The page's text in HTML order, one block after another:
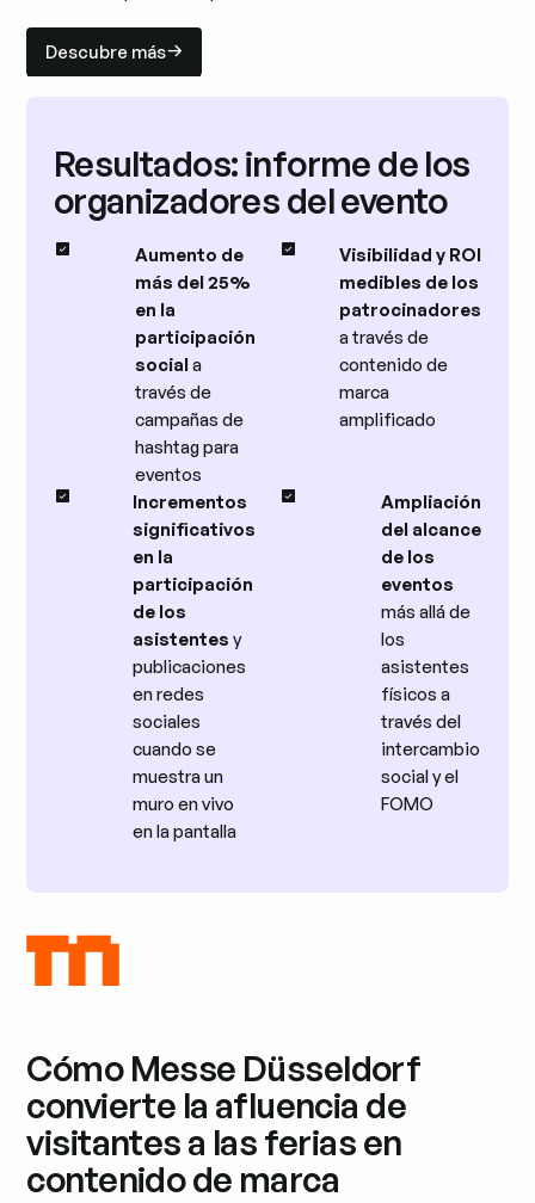
Descubre más
Resultados: informe de los
organizadores del evento
Aumento de
más del 25%
en la
participación
social a
través de
campañas de
hashtag para
eventos
Visibilidad y ROI
medibles de los
patrocinadores
a través de
contenido de
marca
amplificado
Incrementos
significativos
en la
participación
de los
asistentes y
publicaciones
en redes
sociales
cuando se
muestra un
muro en vivo
en la pantalla
Ampliación
del alcance
de los
eventos
más allá de
los
asistentes
físicos a
través del
intercambio
social y el
FOMO
Cómo Messe Düsseldorf
convierte la afluencia de
visitantes a las ferias en
contenido de marca